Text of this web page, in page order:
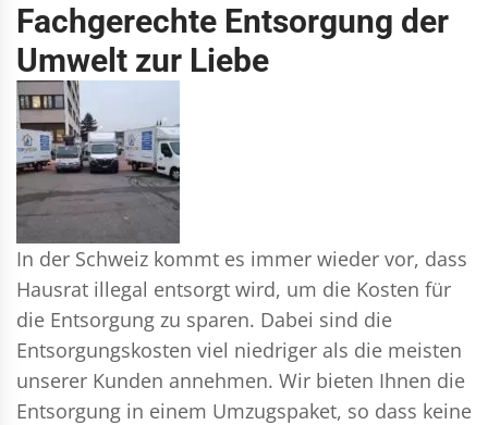
Fachgerechte Entsorgung der
Umwelt zur Liebe
In der Schweiz kommt es immer wieder vor, dass
Hausrat illegal entsorgt wird, um die Kosten für
die Entsorgung zu sparen. Dabei sind die
Entsorgungskosten viel niedriger als die meisten
unserer Kunden annehmen. Wir bieten Ihnen die
Entsorgung in einem Umzugspaket, so dass keine